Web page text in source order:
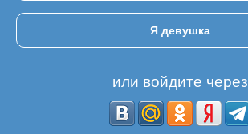
Я девушка
или войдите через